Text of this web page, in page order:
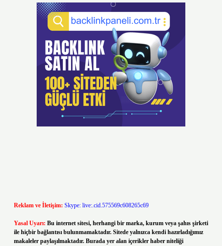
Reklam ve İletişim: Skype: live:.cid.575569c608265c69
Yasal Uyarı: Bu internet sitesi, herhangi bir marka, kurum veya şahıs şirketi
ile hiçbir bağlantısı bulunmamaktadır. Sitede yalnızca kendi hazırladığımız
makaleler paylaşılmaktadır. Burada yer alan içerikler haber niteliği